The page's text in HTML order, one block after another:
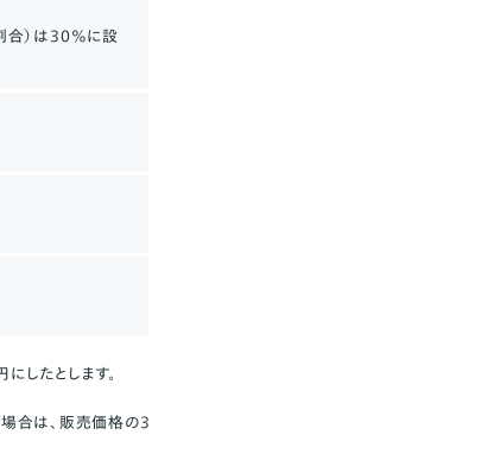
合）は30％に設
したとします。
合は、販売価格の3